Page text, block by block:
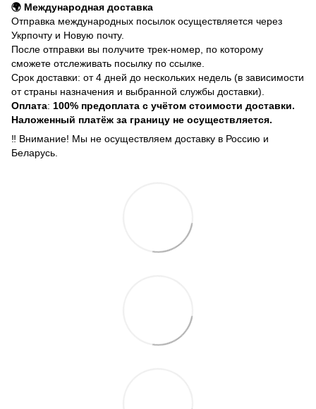
🌍 Международная доставка
Отправка международных посылок осуществляется через
Укрпочту и Новую почту.
После отправки вы получите трек-номер, по которому
сможете отслеживать посылку по ссылке.
Срок доставки: от 4 дней до нескольких недель (в зависимости
от страны назначения и выбранной службы доставки).
Оплата: 100% предоплата с учётом стоимости доставки.
Наложенный платёж за границу не осуществляется.
‼️ Внимание! Мы не осуществляем доставку в Россию и
Беларусь.